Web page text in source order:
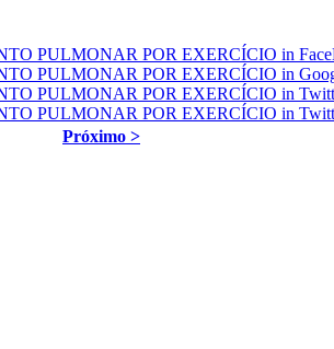
Próximo >